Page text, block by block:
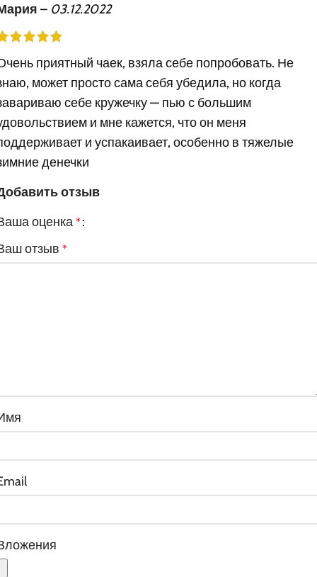
– 03.12.2022
приятный чаек, взяла себе попробовать. Не
может просто сама себя убедила, но когда
себе кружечку — пью с большим
и мне кажется, что он меня
и успакаивает, особенно в тяжелые
денечки
отзыв
оценка *
отзыв *